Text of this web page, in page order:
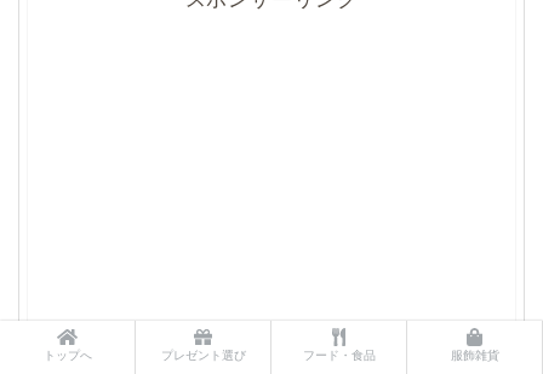
トップへ プレゼント選び フード・食品 服飾雑貨